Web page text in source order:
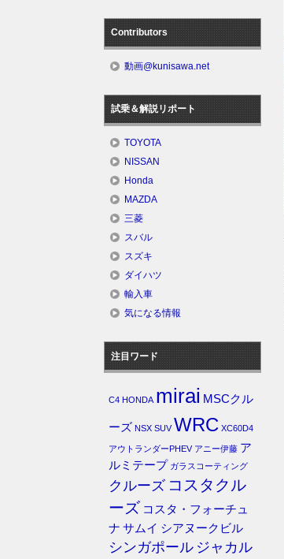
Contributors
動画@kunisawa.net
試乗＆解説リポート
TOYOTA
NISSAN
Honda
MAZDA
三菱
スバル
スズキ
ダイハツ
輸入車
気になる情報
注目ワード
C4 HONDA mirai MSCクル
ーズ NSX SUV WRC XC60D4
アウトランダーPHEV アニー伊藤 ア
ルミテープ ガラスコーティング
クルーズ コスタクル
ーズ コスタ・フォーチュ
ナ サムイ シアヌークビル
シンガポール ジャカル